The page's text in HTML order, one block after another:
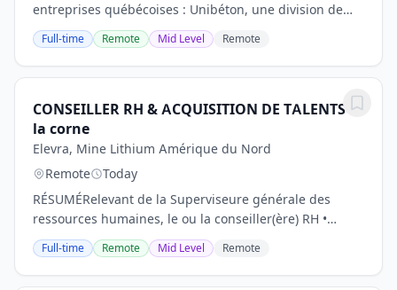
entreprises québécoises : Unibéton, une division de
Ciment Québec. Travailler chez Ciment Québec c'est
participer à l'effervescence d'une entreprise...
Full-time Remote Mid Level Remote
CONSEILLER RH & ACQUISITION DE TALENTS -
la corne
Elevra, Mine Lithium Amérique du Nord
Remote
Today
RÉSUMÉRelevant de la Superviseure générale des
ressources humaines, le ou la conseiller(ère) RH •
Organiser et animer les activités d’accueil et
d’intégration des nouveaux employés dans le cadre
du...
Full-time Remote Mid Level Remote